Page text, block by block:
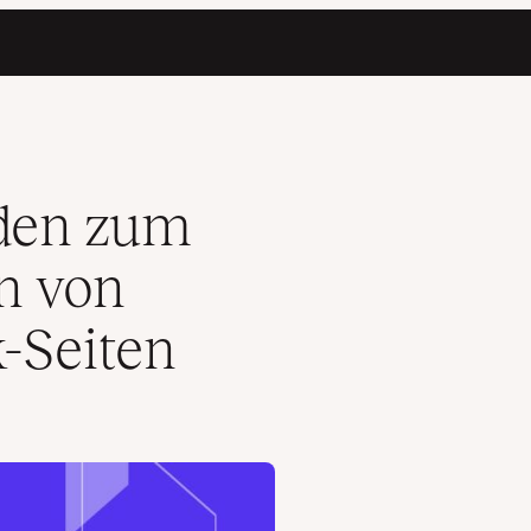
Facebook-Seiten
zum
von
Seiten